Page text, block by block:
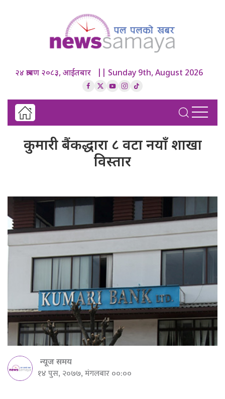
२४ श्रावण २०८३, आईतबार || Sunday 9th, August 2026
कुमारी बैंकद्धारा ८ वटा नयाँ शाखा
विस्तार
न्यूज समय
१४ पुस, २०७७, मंगलबार ००:००